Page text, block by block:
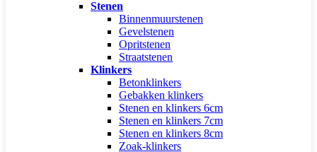
Stenen
Binnenmuurstenen
Gevelstenen
Opritstenen
Straatstenen
Klinkers
Betonklinkers
Gebakken klinkers
Stenen en klinkers 6cm
Stenen en klinkers 7cm
Stenen en klinkers 8cm
Zoak-klinkers